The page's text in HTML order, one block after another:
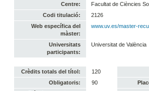
Centre:
Facultat de Ciències
Codi titulació:
2126
Web específica del
màster:
www.uv.es/master-
Universitats
participants:
Universitat de València
Crèdits totals del títol:
120
Obligatoris:
90